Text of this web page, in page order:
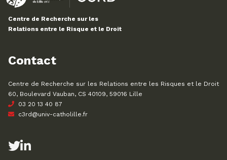
Centre de Recherche sur les
Relations entre le Risque et le Droit
Contact
Centre de Recherche sur les Relations entre les Risques et le Droit
60, Boulevard Vauban, CS 40109, 59016 Lille
03 20 13 40 87
c3rd@univ-catholille.fr